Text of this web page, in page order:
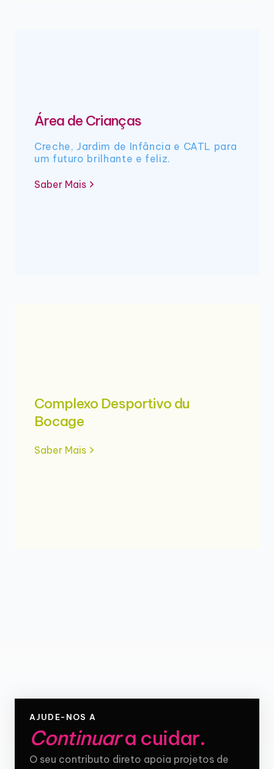
Área de Crianças
Creche, Jardim de Infância e CATL para
um futuro brilhante e feliz.
Saber Mais
Complexo Desportivo du
Bocage
Saber Mais
AJUDE-NOS A
Continuara cuidar.
O seu contributo direto apoia projetos de